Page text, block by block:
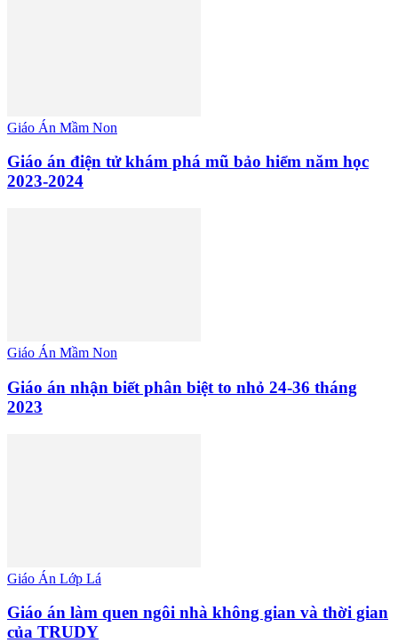
Giáo Án Mầm Non
Giáo án điện tử khám phá mũ bảo hiểm năm học
2023-2024
Giáo Án Mầm Non
Giáo án nhận biết phân biệt to nhỏ 24-36 tháng
2023
Giáo Án Lớp Lá
Giáo án làm quen ngôi nhà không gian và thời gian
của TRUDY